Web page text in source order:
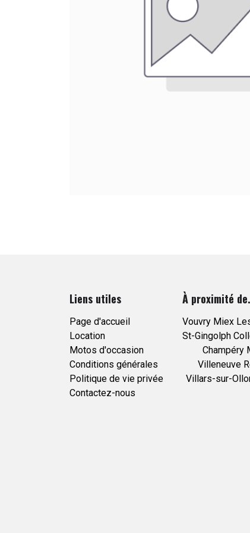
Liens utiles
Page d'accueil
Location
Motos d'occasion
Conditions générales
Politique de vie privée
Contactez-nous
À proximité
Vouvry Miex
St-Gingolph
Champéry
Villeneuve
Villars-sur-